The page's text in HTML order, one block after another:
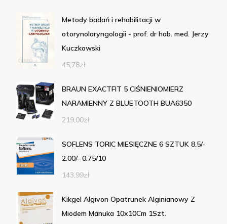
Metody badań i rehabilitacji w
otorynolaryngologii - prof. dr hab. med. Jerzy
Kuczkowski
45,78zł
BRAUN EXACTFIT 5 CIŚNIENIOMIERZ
NARAMIENNY Z BLUETOOTH BUA6350
219,00zł
SOFLENS TORIC MIESIĘCZNE 6 SZTUK 8.5/-
2.00/- 0.75/10
143,99zł
Kikgel Algivon Opatrunek Alginianowy Z
Miodem Manuka 10x10Cm 1Szt.